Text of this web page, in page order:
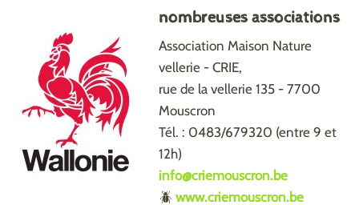
nombreuses associations
Association Maison Nature
vellerie - CRIE,
rue de la vellerie 135 - 7700
Mouscron
Tél. : 0483/679320 (entre 9 et
12h)
info@criemouscron.be
🪲 www.criemouscron.be